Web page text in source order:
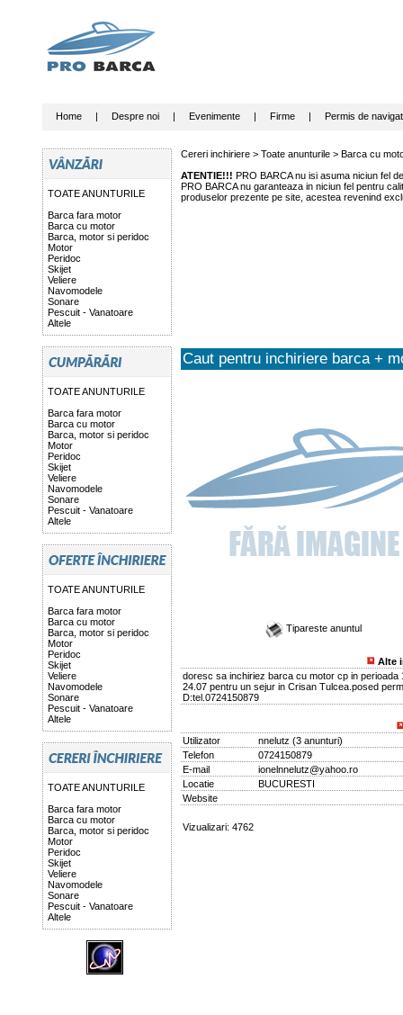
Home| Despre noi| Evenimente| Firme| Permis de
TOATE ANUNTURILE
Barca fara motor
Barca cu motor
Barca, motor si peridoc
Motor
Peridoc
Skijet
Veliere
Navomodele
Sonare
Pescuit - Vanatoare
Altele
TOATE ANUNTURILE
Barca fara motor
Barca cu motor
Barca, motor si peridoc
Motor
Peridoc
Skijet
Veliere
Navomodele
Sonare
Pescuit - Vanatoare
Altele
TOATE ANUNTURILE
Barca fara motor
Barca cu motor
Barca, motor si peridoc
Motor
Peridoc
Skijet
Veliere
Navomodele
Sonare
Pescuit - Vanatoare
Altele
TOATE ANUNTURILE
Barca fara motor
Barca cu motor
Barca, motor si peridoc
Motor
Peridoc
Skijet
Veliere
Navomodele
Sonare
Pescuit - Vanatoare
Altele
Cereri inchiriere > Toate anunturile> Barca cu
ATENTIE!!! PRO BARCA nu isi asuma niciun fel
PRO BARCA nu garanteaza in niciun fel pentru
produselor prezente pe site, acestea revenind
Caut pentru inchiriere barca +
Tipareste anuntul
Alte
doresc sa inchiriez barca cu motor cp in perioada
24.07 pentru un sejur in Crisan Tulcea.posed
D:tel.0724150879
Utilizator nnelutz (3 anunturi)
Telefon
0724150879
E-mail
ionelnnelutz@yahoo.ro
Locatie
BUCURESTI
Website
Vizualizari: 4762